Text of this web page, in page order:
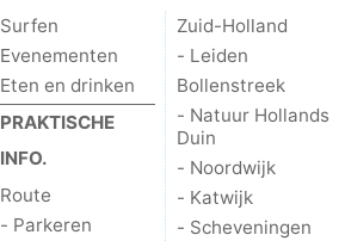
Surfen
Evenementen
Eten en drinken
PRAKTISCHE
INFO.
Route
- Parkeren
Zuid-Holland
- Leiden
Bollenstreek
- Natuur Hollands
Duin
- Noordwijk
- Katwijk
- Scheveningen